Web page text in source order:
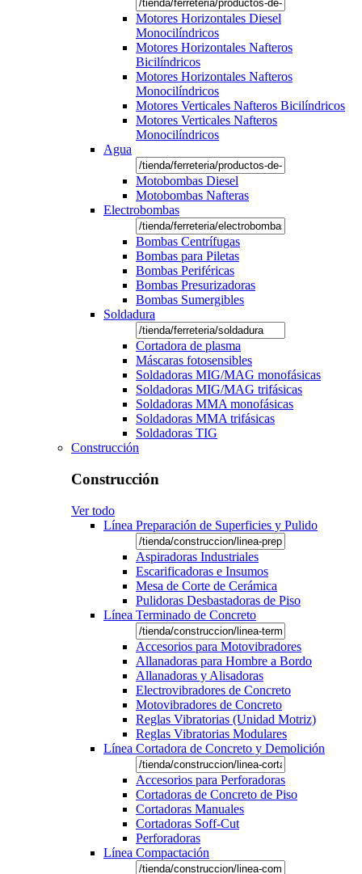
Motores Horizontales Diesel
Monocilíndricos
Motores Horizontales Nafteros
Bicilíndricos
Motores Horizontales Nafteros
Monocilíndricos
Motores Verticales Nafteros Bicilíndricos
Motores Verticales Nafteros
Monocilíndricos
Agua
Motobombas Diesel
Motobombas Nafteras
Electrobombas
Bombas Centrífugas
Bombas para Piletas
Bombas Periféricas
Bombas Presurizadoras
Bombas Sumergibles
Soldadura
Cortadora de plasma
Máscaras fotosensibles
Soldadoras MIG/MAG monofásicas
Soldadoras MIG/MAG trifásicas
Soldadoras MMA monofásicas
Soldadoras MMA trifásicas
Soldadoras TIG
Construcción
Construcción
Ver todo
Línea Preparación de Superficies y Pulido
Aspiradoras Industriales
Escarificadoras e Insumos
Mesa de Corte de Cerámica
Pulidoras Desbastadoras de Piso
Línea Terminado de Concreto
Accesorios para Motovibradores
Allanadoras para Hombre a Bordo
Allanadoras y Alisadoras
Electrovibradores de Concreto
Motovibradores de Concreto
Reglas Vibratorias (Unidad Motriz)
Reglas Vibratorias Modulares
Línea Cortadora de Concreto y Demolición
Accesorios para Perforadoras
Cortadoras de Concreto de Piso
Cortadoras Manuales
Cortadoras Soff-Cut
Perforadoras
Línea Compactación